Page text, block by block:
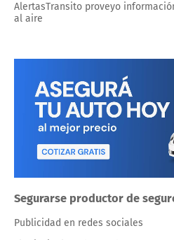
AlertasTransito proveyo
al aire
Segurarse productor de
Publicidad en redes sociales